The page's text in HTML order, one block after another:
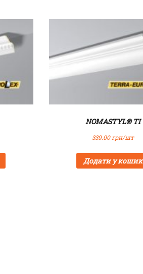
NOMASTYL® TI
339.00грн/шт
Додати у кошик